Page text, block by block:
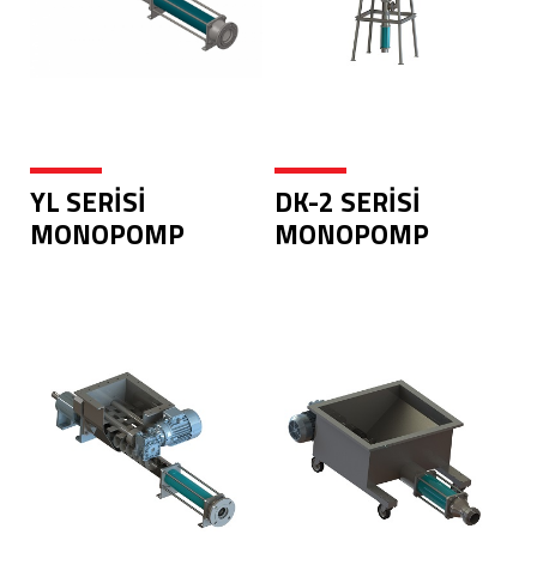
YL SERİSİ
MONOPOMP
DK-2 SERİSİ
MONOPOMP